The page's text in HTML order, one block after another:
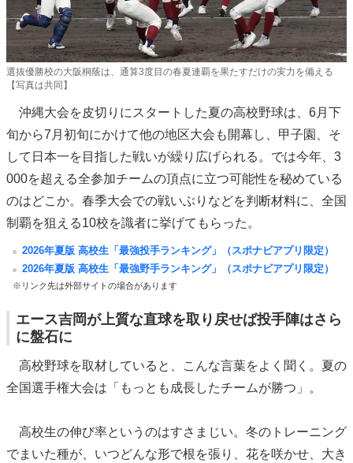
選抜優勝校の大阪桐蔭は、通算3度目の春夏連覇を果たすだけの実力を備える
【写真は共同】
沖縄大会を皮切りにスタートした夏の高校野球は、6月下
旬から7月初旬にかけて他の地区大会も開幕し、甲子園、そ
して日本一を目指した戦いが繰り広げられる。では今年、3
000を超える全参加チームの頂点に立つ可能性を秘めている
のはどこか。春季大会での戦いぶりなどを判断材料に、全国
制覇を狙える10校を識者に挙げてもらった。
2026年夏版 高校生「最強投手ランキング」（スポナビアプリ限定）
2026年夏版 高校生「最強野手ランキング」（スポナビアプリ限定）
※リンク先は外部サイトの場合があります
エース吉岡が上質な直球を取り戻せば投手陣はさら
に盤石に
高校野球を取材していると、こんな言葉をよく聞く。夏の
全国選手権大会は「もっとも成長したチームが勝つ」。
高校生の伸び率というのはすさまじい。冬のトレーニング
でまいた種が、いつどんな形で根を張り、花を咲かせ、大き